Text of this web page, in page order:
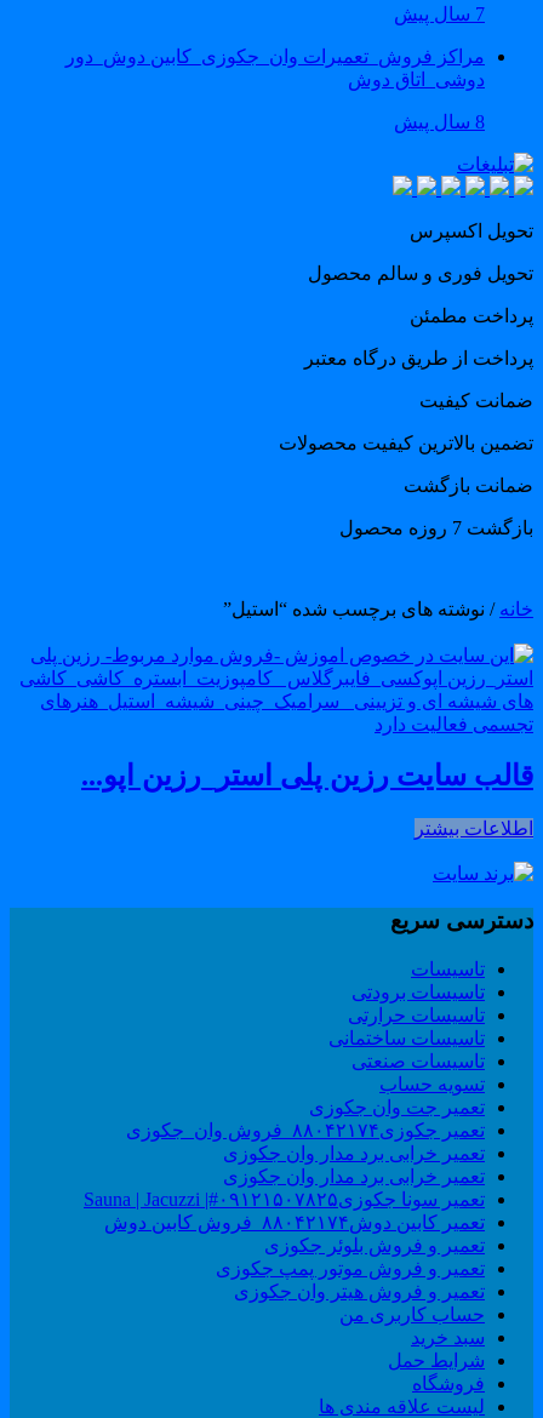
مراکز فروش_تعمیرات وان_جکوزی_کابین دوش_دور
دوشی_اتاق دوش
اکسپرس
فوری و سالم محصول
مطمئن
از طریق درگاه معتبر
کیفیت
بالاترین کیفیت محصولات
بازگشت
7 روزه محصول
/ نوشته های برچسب شده “استیل”
سایت رزین پلی استر_رزین اپو...
بیشتر
سریع
تاسیسات
تاسیسات برودتی
تاسیسات حرارتی
تاسیسات ساختمانی
تاسیسات صنعتی
تسویه حساب
تعمیر جت وان جکوزی
تعمیر جکوزی۸۸۰۴۲۱۷۴_فروش وان_جکوزی
تعمیر خرابی برد مدار وان جکوزی
تعمیر خرابی برد مدار وان جکوزی
تعمیر سونا جکوزی۰۹۱۲۱۵۰۷۸۲۵#| Sauna | Jacuzzi
تعمیر کابین دوش۸۸۰۴۲۱۷۴_فروش کابین دوش
تعمیر و فروش بلوئر جکوزی
تعمیر و فروش موتور پمپ جکوزی
تعمیر و فروش هیتر وان جکوزی
حساب کاربری من
سبد خرید
شرایط حمل
فروشگاه
لیست علاقه مندی ها